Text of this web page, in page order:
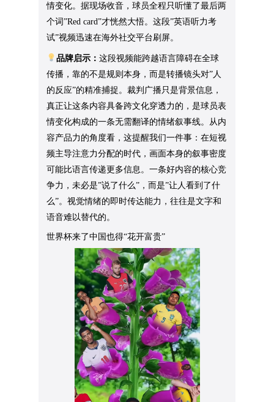
情变化。据现场收音，球员全程只听懂了最后两
个词”Red card”才恍然大悟。这段”英语听力考
试”视频迅速在海外社交平台刷屏。
品牌启示：这段视频能跨越语言障碍在全球
传播，靠的不是规则本身，而是转播镜头对”人
的反应”的精准捕捉。裁判广播只是背景信息，
真正让这条内容具备跨文化穿透力的，是球员表
情变化构成的一条无需翻译的情绪叙事线。从内
容产品力的角度看，这提醒我们一件事：在短视
频主导注意力分配的时代，画面本身的叙事密度
可能比语言传递更多信息。一条好内容的核心竞
争力，未必是”说了什么”，而是”让人看到了什
么”。视觉情绪的即时传达能力，往往是文字和
语音难以替代的。
世界杯来了中国也得“花开富贵”